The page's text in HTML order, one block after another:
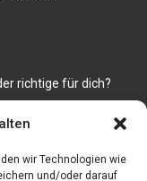
wir Technologien wie
und/oder darauf
richtige für dich?